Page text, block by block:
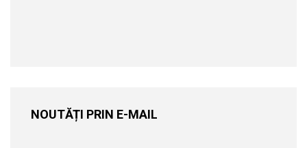
NOUTĂȚI PRIN E-MAIL